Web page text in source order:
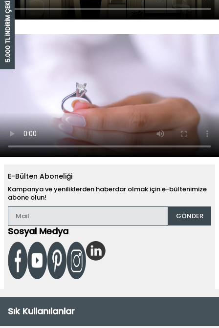
5.000 TL İNDİRİM ÇEKİ
E-Bülten Aboneliği
Kampanya ve yeniliklerden haberdar olmak için e-bültenimize
abone olun!
GÖNDER
Sosyal Medya
Sık Kullanılanlar